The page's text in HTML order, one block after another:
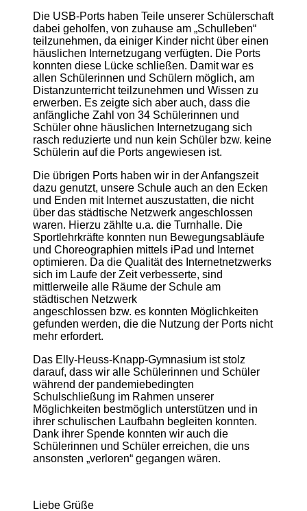
Die USB-Ports haben Teile unserer Schülerschaft
dabei geholfen, von zuhause am „Schulleben“
teilzunehmen, da einiger Kinder nicht über einen
häuslichen Internetzugang verfügten. Die Ports
konnten diese Lücke schließen. Damit war es
allen Schülerinnen und Schülern möglich, am
Distanzunterricht teilzunehmen und Wissen zu
erwerben. Es zeigte sich aber auch, dass die
anfängliche Zahl von 34 Schülerinnen und
Schüler ohne häuslichen Internetzugang sich
rasch reduzierte und nun kein Schüler bzw. keine
Schülerin auf die Ports angewiesen ist.
Die übrigen Ports haben wir in der Anfangszeit
dazu genutzt, unsere Schule auch an den Ecken
und Enden mit Internet auszustatten, die nicht
über das städtische Netzwerk angeschlossen
waren. Hierzu zählte u.a. die Turnhalle. Die
Sportlehrkräfte konnten nun Bewegungsabläufe
und Choreographien mittels iPad und Internet
optimieren. Da die Qualität des Internetnetzwerks
sich im Laufe der Zeit verbesserte, sind
mittlerweile alle Räume der Schule am
städtischen Netzwerk
angeschlossen bzw. es konnten Möglichkeiten
gefunden werden, die die Nutzung der Ports nicht
mehr erfordert.
Das Elly-Heuss-Knapp-Gymnasium ist stolz
darauf, dass wir alle Schülerinnen und Schüler
während der pandemiebedingten
Schulschließung im Rahmen unserer
Möglichkeiten bestmöglich unterstützen und in
ihrer schulischen Laufbahn begleiten konnten.
Dank ihrer Spende konnten wir auch die
Schülerinnen und Schüler erreichen, die uns
ansonsten „verloren“ gegangen wären.
Liebe Grüße